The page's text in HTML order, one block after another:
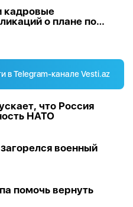
кадровые
о плане по
в Telegram-канале Vesti.az
что Россия
НАТО
военный
помочь вернуть